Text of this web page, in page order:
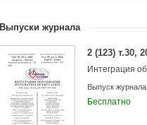
Выпуски журнала
2 (123) т.30,
Интеграция
Выпуск журнала
Бесплатно